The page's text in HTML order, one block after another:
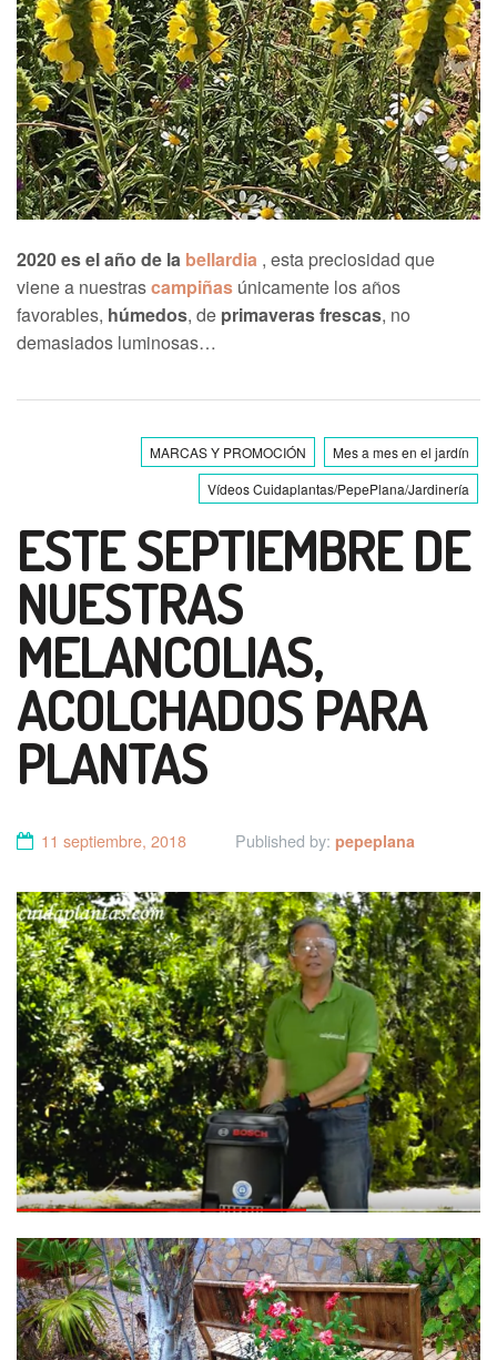
2020 es el año de la bellardia , esta preciosidad que
viene a nuestrascampiñas únicamente los años
favorables, húmedos, de primaveras frescas, no
demasiados luminosas…
MARCAS Y PROMOCIÓN
Mes a mes en el jardín
Vídeos Cuidaplantas/PepePlana/Jardinería
ESTE SEPTIEMBRE DE
NUESTRAS
MELANCOLIAS,
ACOLCHADOS PARA
PLANTAS
11 septiembre, 2018 Published by: pepeplana